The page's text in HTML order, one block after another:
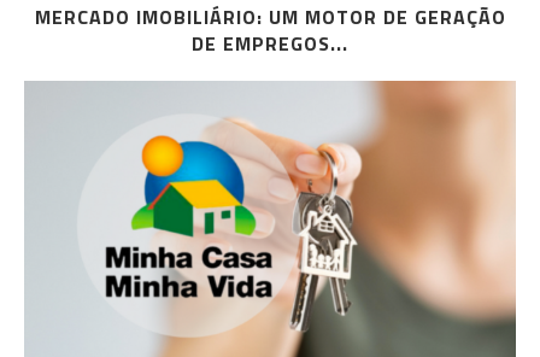
MERCADO IMOBILIÁRIO: UM MOTOR DE GERAÇÃO
DE EMPREGOS...